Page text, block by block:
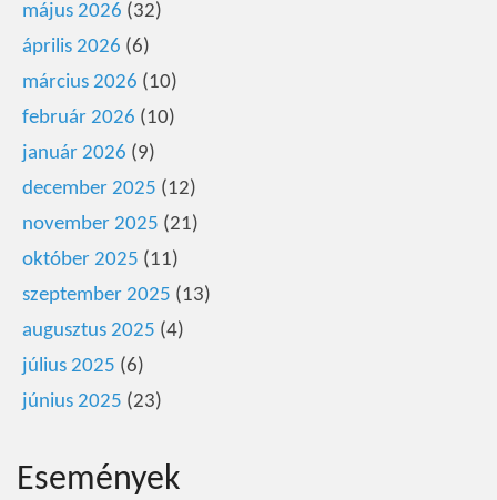
május 2026 (32)
április 2026 (6)
március 2026 (10)
február 2026 (10)
január 2026 (9)
december 2025 (12)
november 2025 (21)
október 2025 (11)
szeptember 2025 (13)
augusztus 2025 (4)
július 2025 (6)
június 2025 (23)
Események